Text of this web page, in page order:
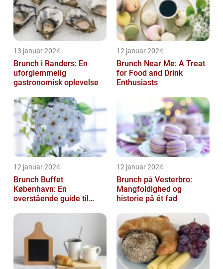
13 januar 2024
Brunch i Randers: En
uforglemmelig
gastronomisk oplevelse
12 januar 2024
Brunch Near Me: A Treat
for Food and Drink
Enthusiasts
12 januar 2024
Brunch Buffet
København: En
overstående guide til
12 januar 2024
Brunch på Vesterbro:
Mangfoldighed og
historie på ét fad